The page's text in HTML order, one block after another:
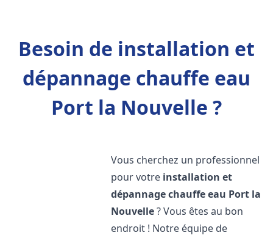
Besoin de installation et
dépannage chauffe eau
Port la Nouvelle ?
Vous cherchez un professionnel
pour votre installation et
dépannage chauffe eau Port la
Nouvelle? Vous êtes au bon
endroit ! Notre équipe de